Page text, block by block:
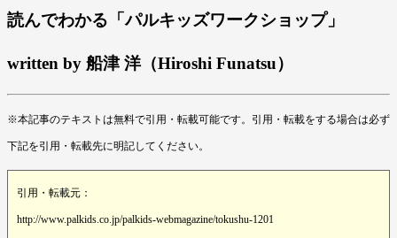
読んでわかる「パルキッズワークショップ」
written by 船津 洋（Hiroshi Funatsu）
※本記事のテキストは無料で引用・転載可能です。引用・転載をする場合は必ず
下記を引用・転載先に明記してください。
引用・転載元：
http://www.palkids.co.jp/palkids-webmagazine/tokushu-1201